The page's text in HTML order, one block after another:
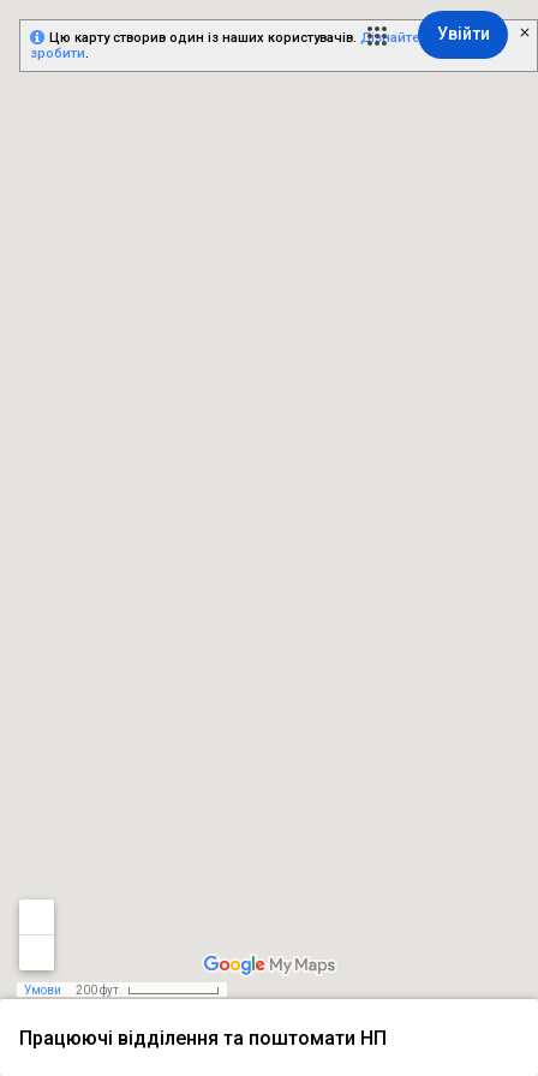
Увійти
Працюючі відділення та поштомати НП
Умови 200 фут.
Цю карту створив один із наших користувачів. Дізнайтесь, як це
зробити.